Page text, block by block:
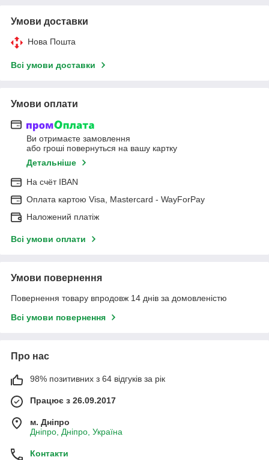
Умови доставки
Нова Пошта
Всі умови доставки
Умови оплати
Ви отримаєте замовлення
або гроші повернуться на вашу картку
Детальніше
На cчёт IBAN
Оплата картою Visa, Mastercard - WayForPay
Наложений платіж
Всі умови оплати
Умови повернення
Повернення товару впродовж 14 днів за домовленістю
Всі умови повернення
Про нас
98% позитивних з 64 відгуків за рік
Працює з 26.09.2017
м. Дніпро
Дніпро, Дніпро, Україна
Контакти